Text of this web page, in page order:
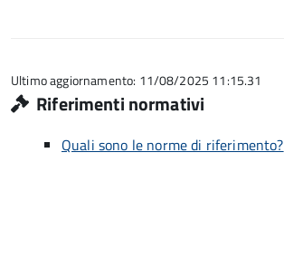
5
Ultimo aggiornamento: 11/08/2025 11:15.31
Riferimenti normativi
Quali sono le norme di riferimento?